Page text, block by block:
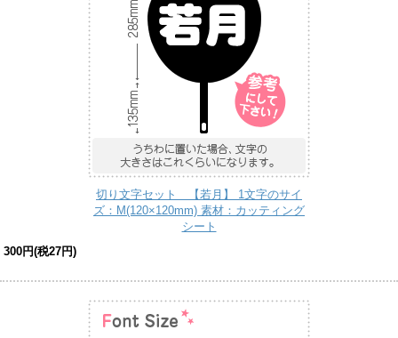
切り文字セット 【若月】 1文字のサイ
ズ：M(120×120mm) 素材：カッティング
シート
300円(税27円)